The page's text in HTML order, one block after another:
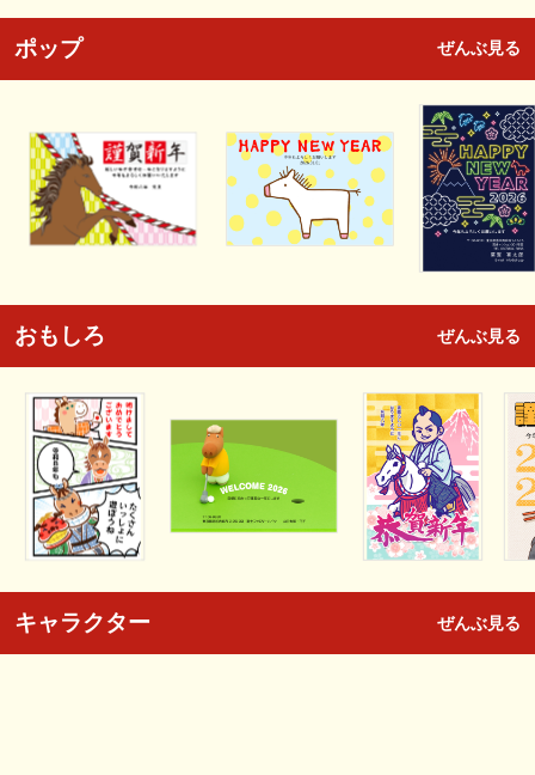
ポップ ぜんぶ見る
おもしろ ぜんぶ見る
キャラクター ぜんぶ見る